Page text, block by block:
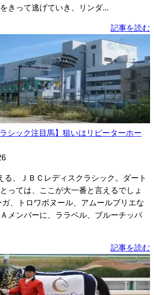
きって逃げていき、リンダ...
記事を読む
シック注目馬】狙いはリピーターホー
る、ＪＢＣレディスクラシック。ダート
っては、ここが大一番と言えるでしょ
ガ、トロワボヌール、アムールブリエな
メンバーに、ララベル、ブルーチッパ
記事を読む